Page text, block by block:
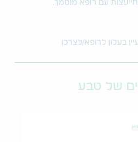
עם רופא מוסמך.
בעלון לרופא/לצרכן
של טבע